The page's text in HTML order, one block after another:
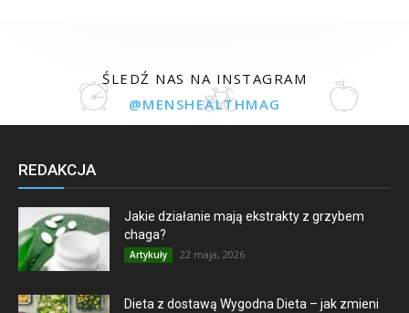
ŚLEDŹ NAS NA INSTAGRAM
@MENSHEALTHMAG
REDAKCJA
Jakie działanie mają ekstrakty z grzybem
chaga?
Artykuły 22 maja, 2026
Dieta z dostawą Wygodna Dieta – jak zmieni